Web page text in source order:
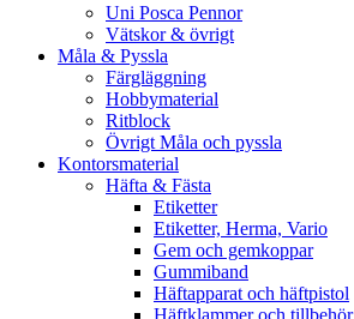
Uni Posca Pennor
Vätskor & övrigt
Måla & Pyssla
Färgläggning
Hobbymaterial
Ritblock
Övrigt Måla och pyssla
Kontorsmaterial
Häfta & Fästa
Etiketter
Etiketter, Herma, Vario
Gem och gemkoppar
Gummiband
Häftapparat och häftpistol
Häftklammer och tillbehör